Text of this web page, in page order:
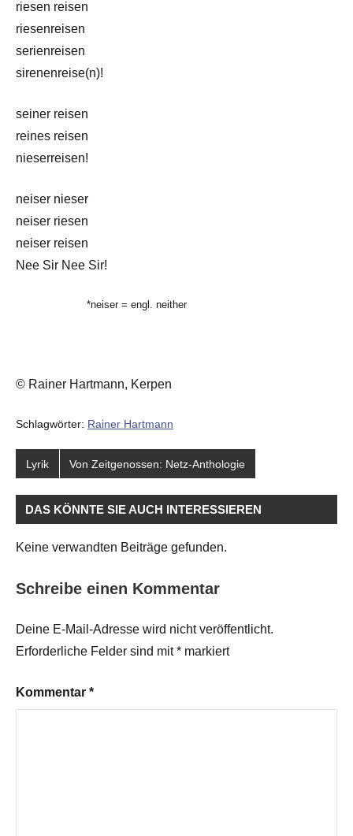
riesen reisen
riesenreisen
serienreisen
sirenenreise(n)!
seiner reisen
reines reisen
nieserreisen!
neiser nieser
neiser riesen
neiser reisen
Nee Sir Nee Sir!
*neiser = engl. neither
© Rainer Hartmann, Kerpen
Schlagwörter: Rainer Hartmann
Lyrik Von Zeitgenossen: Netz-Anthologie
DAS KÖNNTE SIE AUCH INTERESSIEREN
Keine verwandten Beiträge gefunden.
Schreibe einen Kommentar
Deine E-Mail-Adresse wird nicht veröffentlicht.
Erforderliche Felder sind mit* markiert
Kommentar *